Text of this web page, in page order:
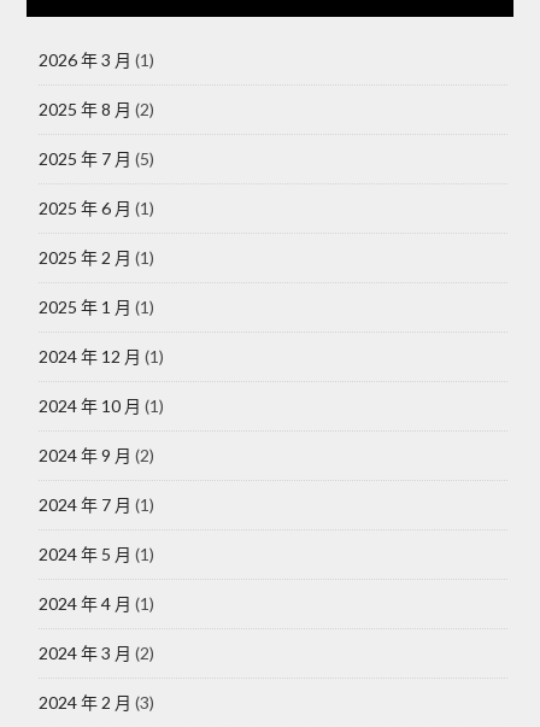
2026 年 3 月 (1)
2025 年 8 月 (2)
2025 年 7 月 (5)
2025 年 6 月 (1)
2025 年 2 月 (1)
2025 年 1 月 (1)
2024 年 12 月 (1)
2024 年 10 月 (1)
2024 年 9 月 (2)
2024 年 7 月 (1)
2024 年 5 月 (1)
2024 年 4 月 (1)
2024 年 3 月 (2)
2024 年 2 月 (3)